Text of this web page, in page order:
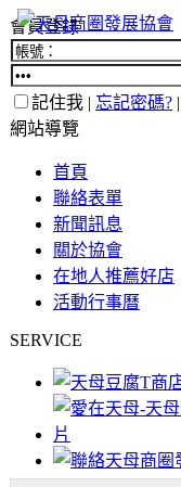
會員登錄
記住我 | 忘記密碼? |
網站導覽
首頁
聯絡表單
新聞訊息
關於協會
在地人推薦好店
活動行事曆
SERVICE